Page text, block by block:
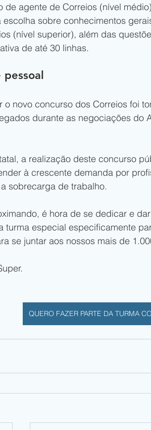
de agente de Correios (nível
sobre conhecimentos
(nível superior), além das
de até 30 linhas.
o novo concurso dos Correios foi
durante as negociações do
a realização deste concurso
à crescente demanda por
sobrecarga de trabalho.
é hora de se dedicar e
turma especial especificamente
se juntar aos nossos mais de
QUERO FAZER PARTE DA TURMA